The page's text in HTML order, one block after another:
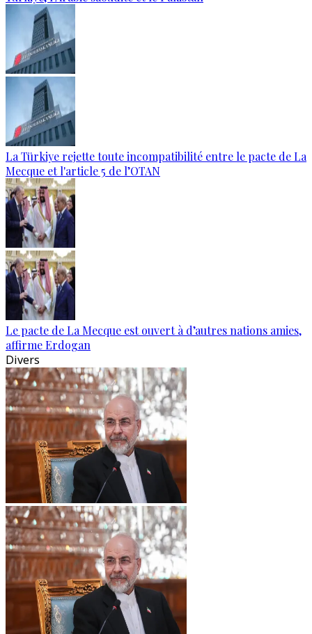
La Türkiye rejette toute incompatibilité entre le pacte de La
Mecque et l'article 5 de l’OTAN
Le pacte de La Mecque est ouvert à d’autres nations amies,
affirme Erdogan
Divers